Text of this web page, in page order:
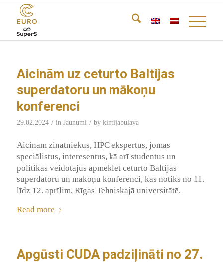
Aicinām uz ceturto Baltijas
superdatoru un mākoņu
konferenci
29.02.2024 / in Jaunumi / by kintijabulava
Aicinām zinātniekus, HPC ekspertus, jomas
speciālistus, interesentus, kā arī studentus un
politikas veidotājus apmeklēt ceturto Baltijas
superdatoru un mākoņu konferenci, kas notiks no 11.
līdz 12. aprīlim, Rīgas Tehniskajā universitātē.
Read more
Apgūsti CUDA padziļināti no 27.